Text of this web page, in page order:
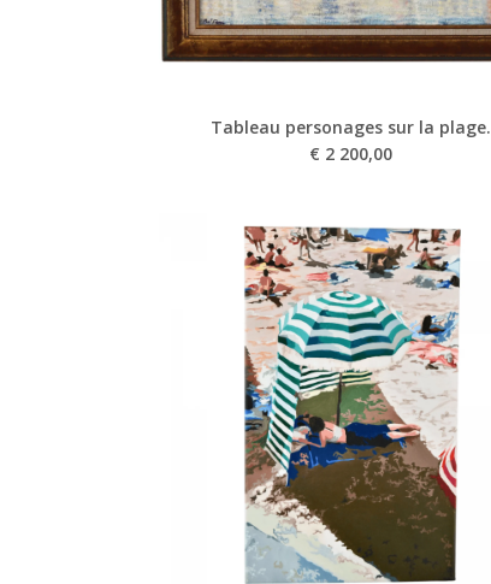
Tableau personages sur la plage.
€ 2 200,00